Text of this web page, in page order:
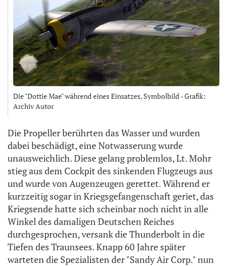
Die "Dottie Mae" während eines Einsatzes, Symbolbild - Grafik:
Archiv Autor
Die Propeller berührten das Wasser und wurden
dabei beschädigt, eine Notwasserung wurde
unausweichlich. Diese gelang problemlos, Lt. Mohr
stieg aus dem Cockpit des sinkenden Flugzeugs aus
und wurde von Augenzeugen gerettet. Während er
kurzzeitig sogar in Kriegsgefangenschaft geriet, das
Kriegsende hatte sich scheinbar noch nicht in alle
Winkel des damaligen Deutschen Reiches
durchgesprochen, versank die Thunderbolt in die
Tiefen des Traunsees. Knapp 60 Jahre später
warteten die Spezialisten der "Sandy Air Corp." nun